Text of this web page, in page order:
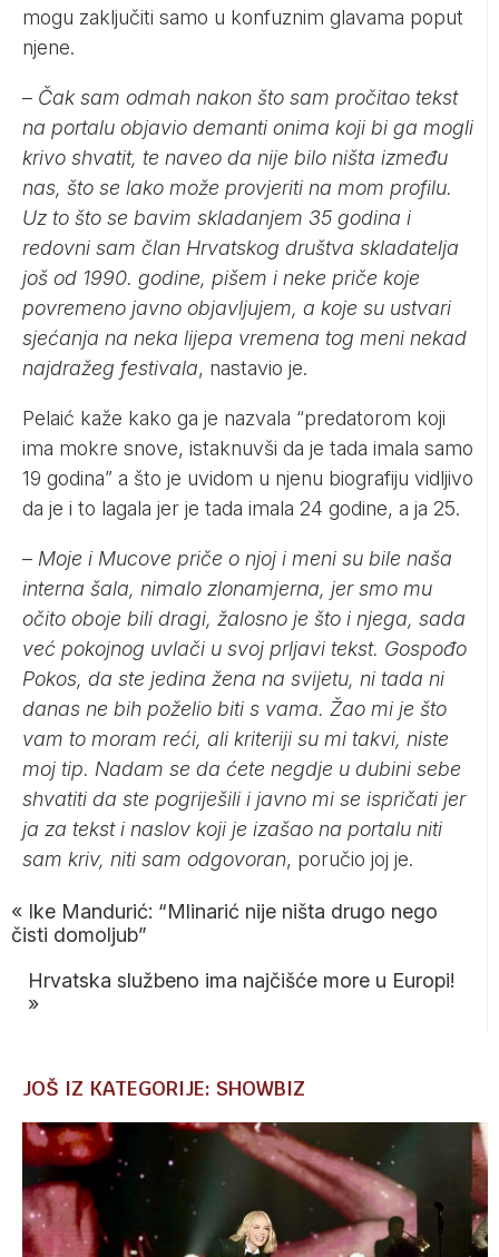
mogu zaključiti samo u konfuznim glavama poput
njene.
– Čak sam odmah nakon što sam pročitao tekst
na portalu objavio demanti onima koji bi ga mogli
krivo shvatit, te naveo da nije bilo ništa između
nas, što se lako može provjeriti na mom profilu.
Uz to što se bavim skladanjem 35 godina i
redovni sam član Hrvatskog društva skladatelja
još od 1990. godine, pišem i neke priče koje
povremeno javno objavljujem, a koje su ustvari
sjećanja na neka lijepa vremena tog meni nekad
najdražeg festivala, nastavio je.
Pelaić kaže kako ga je nazvala “predatorom koji
ima mokre snove, istaknuvši da je tada imala samo
19 godina” a što je uvidom u njenu biografiju vidljivo
da je i to lagala jer je tada imala 24 godine, a ja 25.
– Moje i Mucove priče o njoj i meni su bile naša
interna šala, nimalo zlonamjerna, jer smo mu
očito oboje bili dragi, žalosno je što i njega, sada
već pokojnog uvlači u svoj prljavi tekst. Gospođo
Pokos, da ste jedina žena na svijetu, ni tada ni
danas ne bih poželio biti s vama. Žao mi je što
vam to moram reći, ali kriteriji su mi takvi, niste
moj tip. Nadam se da ćete negdje u dubini sebe
shvatiti da ste pogriješili i javno mi se ispričati jer
ja za tekst i naslov koji je izašao na portalu niti
sam kriv, niti sam odgovoran, poručio joj je.
« Ike Mandurić: “Mlinarić nije ništa drugo nego
čisti domoljub”
Hrvatska službeno ima najčišće more u Europi!
»
JOŠ IZ KATEGORIJE: SHOWBIZ